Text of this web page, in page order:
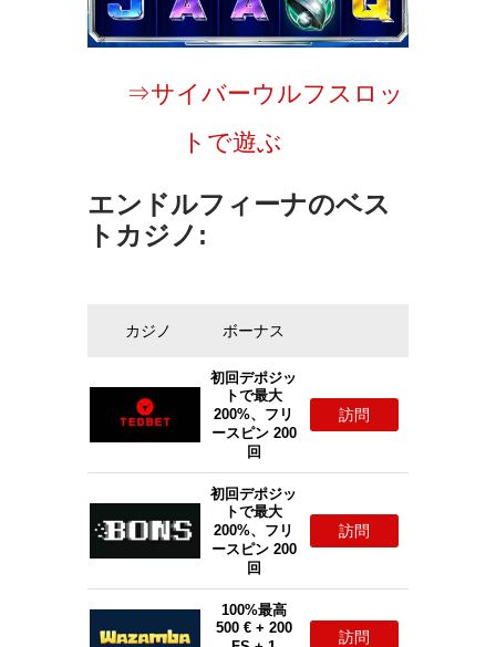
⇒サイバーウルフスロッ
トで遊ぶ
エンドルフィーナのベス
トカジノ:
カジノ ボーナス
初回デポジッ
トで最大
200%、フリ
ースピン 200
回
訪問
初回デポジッ
トで最大
200%、フリ
ースピン 200
回
訪問
100%最高
500 € + 200
訪問